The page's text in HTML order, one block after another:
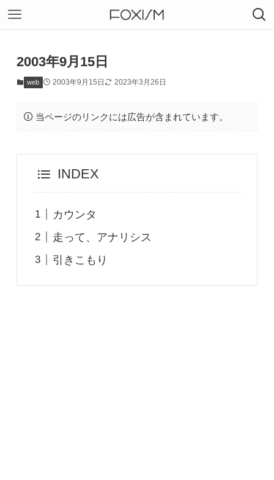
2003年9月15日
web 2003年9月15日 2023年3月26日
当ページのリンクには広告が含まれています。
INDEX
カウンタ
走って、アナリシス
引きこもり